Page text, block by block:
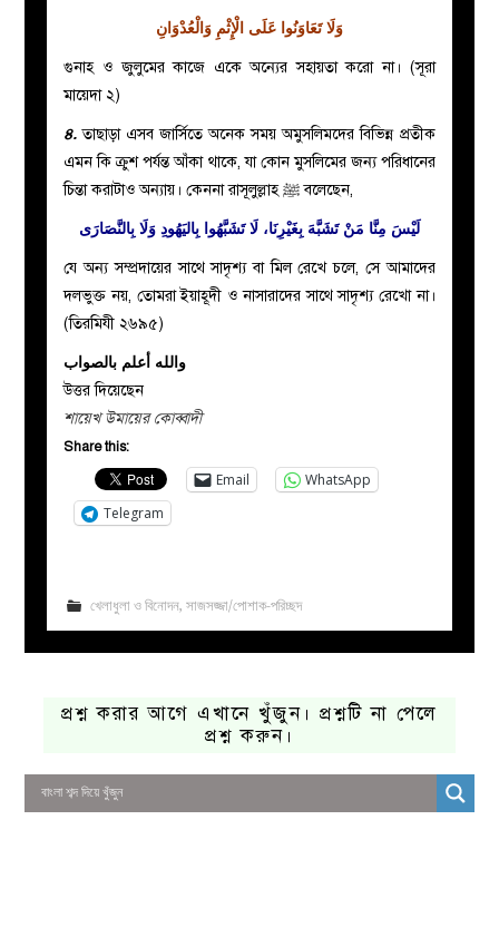
وَلَا تَعَاوَنُوا عَلَى الْإِثْمِ وَالْعُدْوَانِ
গুনাহ ও জুলুমের কাজে একে অন্যের সহায়তা করো না। (সূরা
মায়েদা ২)
৪.তাছাড়া এসব জার্সিতে অনেক সময় অমুসলিমদের বিভিন্ন প্রতীক
এমন কি ক্রুশ পর্যন্ত আঁকা থাকে, যা কোন মুসলিমের জন্য পরিধানের
চিন্তা করাটাও অন্যায়। কেননা রাসূলুল্লাহ ﷺ বলেছেন,
لَيْسَ مِنَّا مَنْ تَشَبَّهَ بِغَيْرِنَا، لَا تَشَبَّهُوا بِاليَهُودِ وَلَا بِالنَّصَارَى
যে অন্য সম্প্রদায়ের সাথে সাদৃশ্য বা মিল রেখে চলে, সে আমাদের
দলভুক্ত নয়, তোমরা ইয়াহূদী ও নাসারাদের সাথে সাদৃশ্য রেখো না।
(তিরমিযী ২৬৯৫)
والله أعلم بالصواب
উত্তর দিয়েছেন
শায়েখ উমায়ের কোব্বাদী
Share this:
Email
WhatsApp
Telegram
খেলাধুলা ও বিনোদন, সাজসজ্জা/পোশাক-পরিচ্ছদ
প্রশ্ন করার আগে এখানে খুঁজুন। প্রশ্নটি না পেলে
প্রশ্ন করুন।